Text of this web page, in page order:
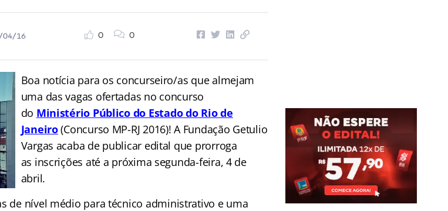
04/16
0 0
Boa notícia para os concurseiro/as que almejam
uma das vagas ofertadas no concurso
do Ministério Público do Estado do Rio de
Janeiro(Concurso MP-RJ 2016)! A Fundação Getulio
Vargas acaba de publicar edital que prorroga
as inscrições até a próxima segunda-feira, 4 de
abril.
de nível médio para técnico administrativo e uma